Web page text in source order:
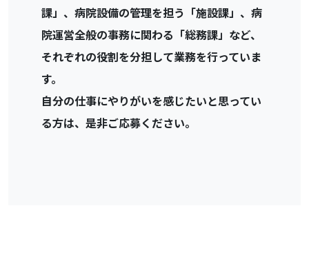
課」、病院設備の管理を担う「施設課」、病
院運営全般の事務に関わる「総務課」など、
それぞれの役割を分担して業務を行っていま
す。
自分の仕事にやりがいを感じたいと思ってい
る方は、是非ご応募ください。